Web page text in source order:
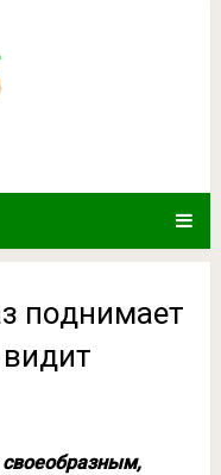
поднимает
поднимает